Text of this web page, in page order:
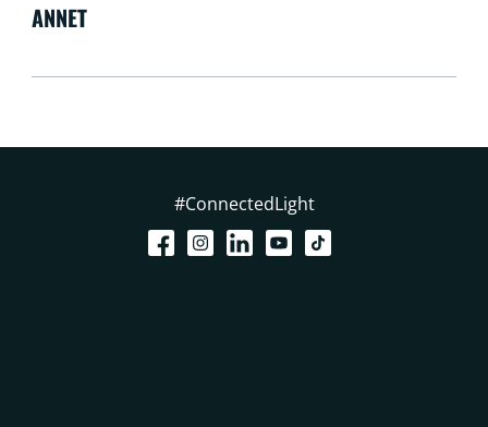
ANNET
#ConnectedLight